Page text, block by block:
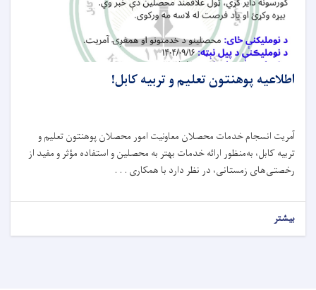
اطلاعیه پوهنتون تعلیم و تربیه کابل!
آمریت انسجام خدمات محصلان معاونیت امور محصلان پوهنتون تعلیم و
تربیه کابل، به‌منظور ارائه خدمات بهتر به محصلین و استفاده مؤثر و مفید از
رخصتی‌های زمستانی، در نظر دارد با همکاری . . .
بیشتر